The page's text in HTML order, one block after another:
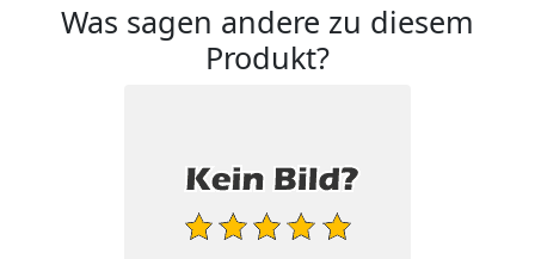
Was sagen andere zu diesem
Produkt?